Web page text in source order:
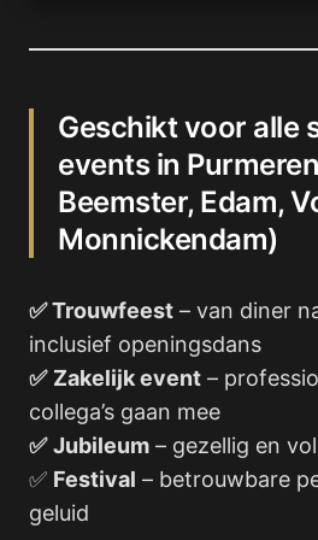
Geschikt voor alle
events in
Beemster, Edam,
Monnickendam)
✅ Trouwfeest – van diner
inclusief openingsdans
✅ Zakelijk event –
collega’s gaan mee
✅ Jubileum – gezellig en
✅ Festival – betrouwbare
geluid